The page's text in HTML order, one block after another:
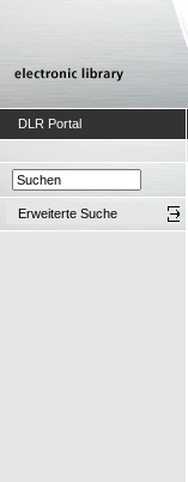
DLR Portal
Erweiterte Suche